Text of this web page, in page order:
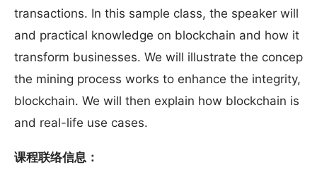
transactions. In this sample class, the speaker will
and practical knowledge on blockchain and how it
transform businesses. We will illustrate the
the mining process works to enhance the integrity,
blockchain. We will then explain how blockchain is
and real-life use cases.
课程联络信息：